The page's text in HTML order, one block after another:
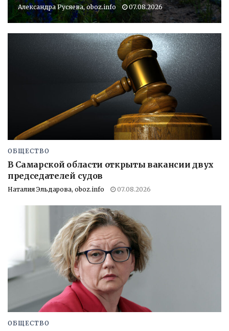
Александра Русяева, oboz.info 07.08.2026
ОБЩЕСТВО
В Самарской области открыты вакансии двух
председателей судов
Наталия Эльдарова, oboz.info 07.08.2026
ОБЩЕСТВО